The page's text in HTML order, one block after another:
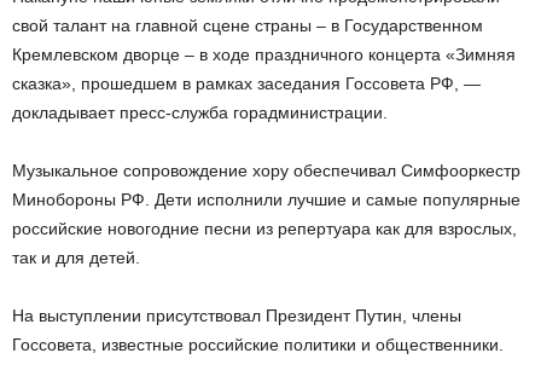
свой талант на главной сцене страны – в Государственном
Кремлевском дворце – в ходе праздничного концерта «Зимняя
сказка», прошедшем в рамках заседания Госсовета РФ, —
докладывает пресс-служба горадминистрации.
Музыкальное сопровождение хору обеспечивал Симфооркестр
Минобороны РФ. Дети исполнили лучшие и самые популярные
российские новогодние песни из репертуара как для взрослых,
так и для детей.
На выступлении присутствовал Президент Путин, члены
Госсовета, известные российские политики и общественники.